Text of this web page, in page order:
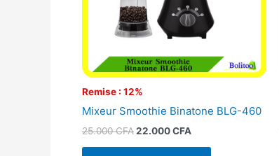
Remise : 12%
Mixeur Smoothie Binatone BLG-460
25.000CFA22.000CFA